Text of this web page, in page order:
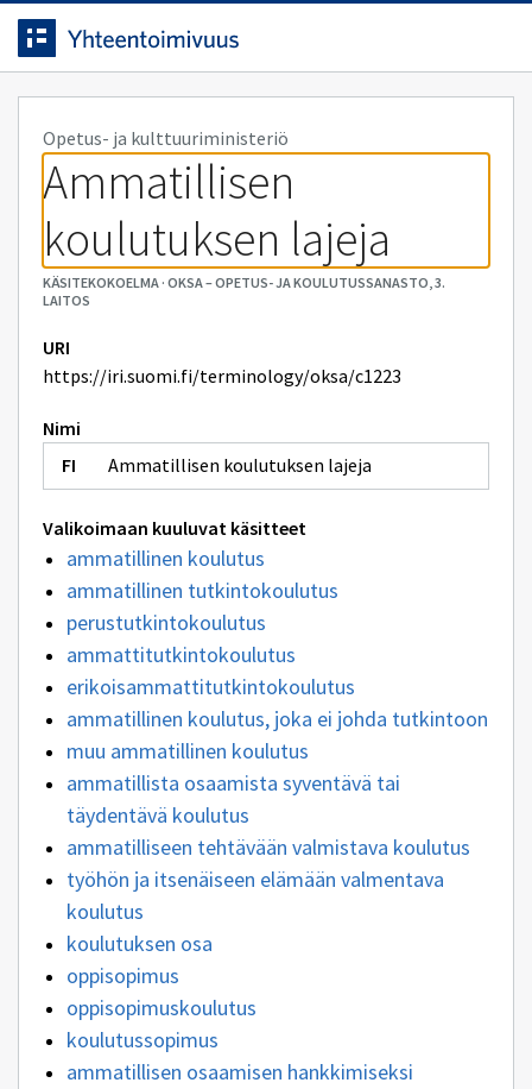
Siirrytty
sivulle
Siirry suoraan sisältöön.
Opetus- ja kulttuuriministeriö
Ammatillisen
koulutuksen lajeja
KÄSITEKOKOELMA· OKSA – OPETUS- JA KOULUTUSSANASTO, 3.
LAITOS
URI
https://iri.suomi.fi/terminology/oksa/c1223
Nimi
Ammatillisen koulutuksen lajeja
Valikoimaan kuuluvat käsitteet
ammatillinen koulutus
ammatillinen tutkintokoulutus
perustutkintokoulutus
ammattitutkintokoulutus
erikoisammattitutkintokoulutus
ammatillinen koulutus, joka ei johda tutkintoon
muu ammatillinen koulutus
ammatillista osaamista syventävä tai
täydentävä koulutus
ammatilliseen tehtävään valmistava koulutus
työhön ja itsenäiseen elämään valmentava
koulutus
koulutuksen osa
oppisopimus
oppisopimuskoulutus
koulutussopimus
ammatillisen osaamisen hankkimiseksi